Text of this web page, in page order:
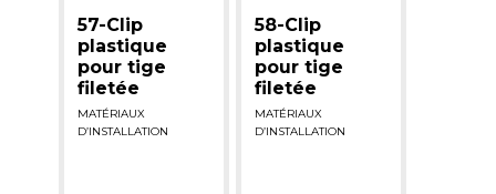
57-Clip
plastique
pour tige
filetée
MATÉRIAUX
D’INSTALLATION
58-Clip
plastique
pour tige
filetée
MATÉRIAUX
D’INSTALLATION